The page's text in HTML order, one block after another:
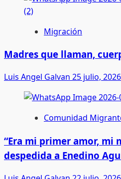
Migración
Madres que llaman,
Luis Angel Galvan 25 julio, 2026
Comunidad
“Era mi primer amor, mi
despedida a Enedino